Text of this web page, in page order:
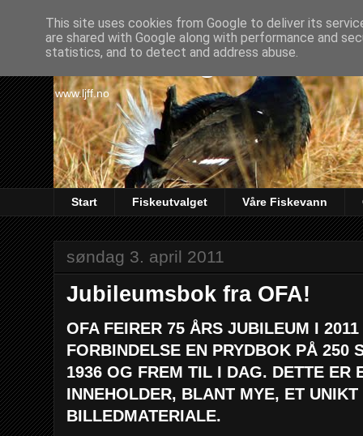
Lørenskog Jakt &
www.ljff.no
Start Fiskeutvalget Våre Fiskevann
søndag 3. april 2011
Jubileumsbok fra OFA!
OFA FEIRER 75 ÅRS JUBILEUM I
FORBINDELSE EN PRYDBOK PÅ 250
1936 OG FREM TIL I DAG. DETTE ER
INNEHOLDER, BLANT MYE, ET
BILLEDMATERIALE.
This site uses cookies from Google to deliver its
are shared with Google along with performance and
statistics, and to detect and address abuse.